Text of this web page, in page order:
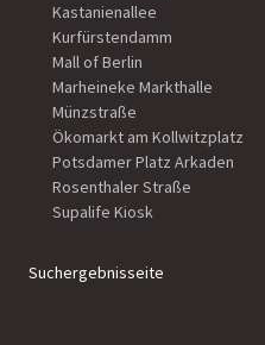
Kastanienallee
Kurfürstendamm
Mall of Berlin
Marheineke Markthalle
Münzstraße
Ökomarkt am Kollwitzplatz
Potsdamer Platz Arkaden
Rosenthaler Straße
Supalife Kiosk
Suchergebnisseite